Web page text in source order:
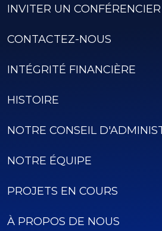
INVITER UN CONFÉRENCIER
CONTACTEZ-NOUS
INTÉGRITÉ FINANCIÈRE
HISTOIRE
NOTRE CONSEIL
NOTRE ÉQUIPE
PROJETS EN COURS
À PROPOS DE NOUS